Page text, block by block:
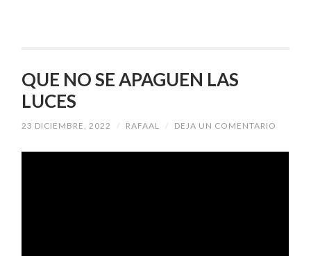
QUE NO SE APAGUEN LAS
LUCES
23 DICIEMBRE, 2022 / RAFAAL / DEJA UN COMENTARIO